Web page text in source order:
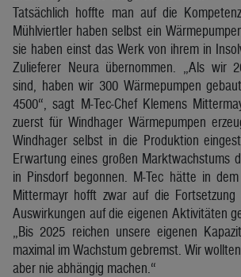
Tatsächlich hoffte man auf die
Mühlviertler haben selbst ein
sie haben einst das Werk von ihrem in
Zulieferer Neura übernommen. „Als wir
sind, haben wir 300 Wärmepumpen
4500“, sagt M-Tec-Chef Klemens
zuerst für Windhager Wärmepumpen
Windhager selbst in die Produktion
Erwartung eines großen Marktwachstums
in Pinsdorf begonnen. M-Tec hätte in
Mittermayr hofft zwar auf die Fortsetzung
Auswirkungen auf die eigenen Aktivitäten
„Bis 2025 reichen unsere eigenen
maximal im Wachstum gebremst. Wir
aber nie abhängig machen.“